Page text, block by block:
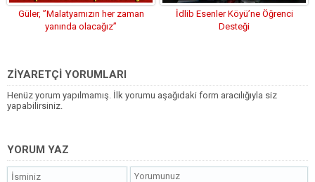
Güler, ”Malatyamızın her zaman
yanında olacağız”
İdlib Esenler Köyü’ne Öğrenci
Desteği
ZİYARETÇİ YORUMLARI
Henüz yorum yapılmamış. İlk yorumu aşağıdaki form aracılığıyla siz
yapabilirsiniz.
YORUM YAZ